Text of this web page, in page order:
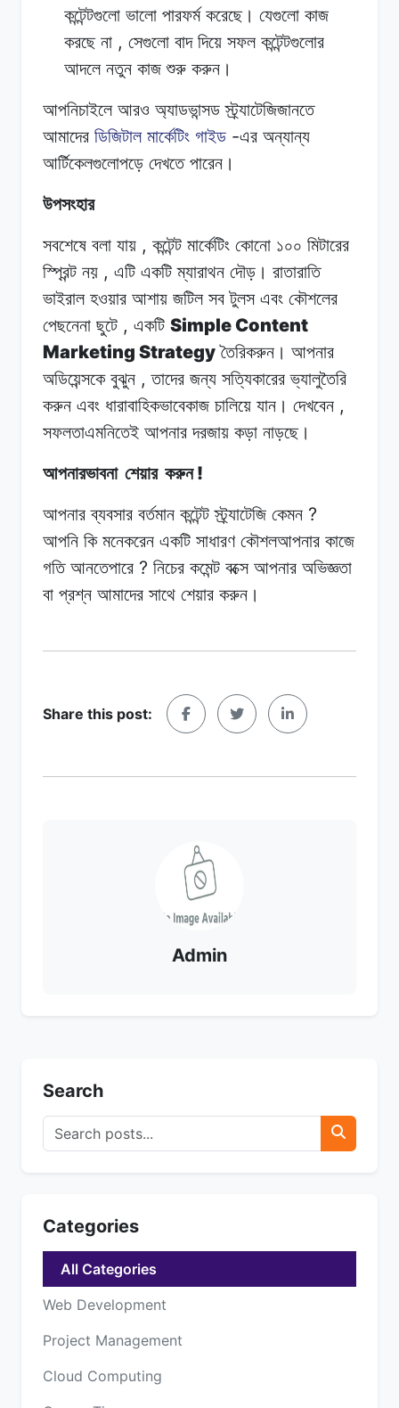
কন্টেন্টগুলো ভালো পারফর্ম করেছে। যেগুলো কাজ
করছে না , সেগুলো বাদ দিয়ে সফল কন্টেন্টগুলোর
আদলে নতুন কাজ শুরু করুন।
আপনিচাইলে আরও অ্যাডভান্সড স্ট্র্যাটেজিজানতে
আমাদের ডিজিটাল মার্কেটিং গাইড -এর অন্যান্য
আর্টিকেলগুলোপড়ে দেখতে পারেন।
উপসংহার
সবশেষে বলা যায় , কন্টেন্ট মার্কেটিং কোনো ১০০ মিটারের
স্প্রিন্ট নয় , এটি একটি ম্যারাথন দৌড়। রাতারাতি
ভাইরাল হওয়ার আশায় জটিল সব টুলস এবং কৌশলের
পেছনেনা ছুটে , একটি Simple Content
Marketing Strategy তৈরিকরুন। আপনার
অডিয়েন্সকে বুঝুন ,তাদের জন্য সত্যিকারের ভ্যালুতৈরি
করুন এবং ধারাবাহিকভাবেকাজ চালিয়ে যান। দেখবেন ,
সফলতাএমনিতেই আপনার দরজায় কড়া নাড়ছে।
আপনারভাবনা শেয়ার করুন!
আপনার ব্যবসার বর্তমান কন্টেন্ট স্ট্র্যাটেজি কেমন ?
আপনি কি মনেকরেন একটি সাধারণ কৌশলআপনার কাজে
গতি আনতেপারে ? নিচের কমেন্ট বক্সে আপনার অভিজ্ঞতা
বা প্রশ্ন আমাদের সাথে শেয়ার করুন।
Share this post:
Admin
Search
Categories
All Categories
Web Development
Project Management
Cloud Computing